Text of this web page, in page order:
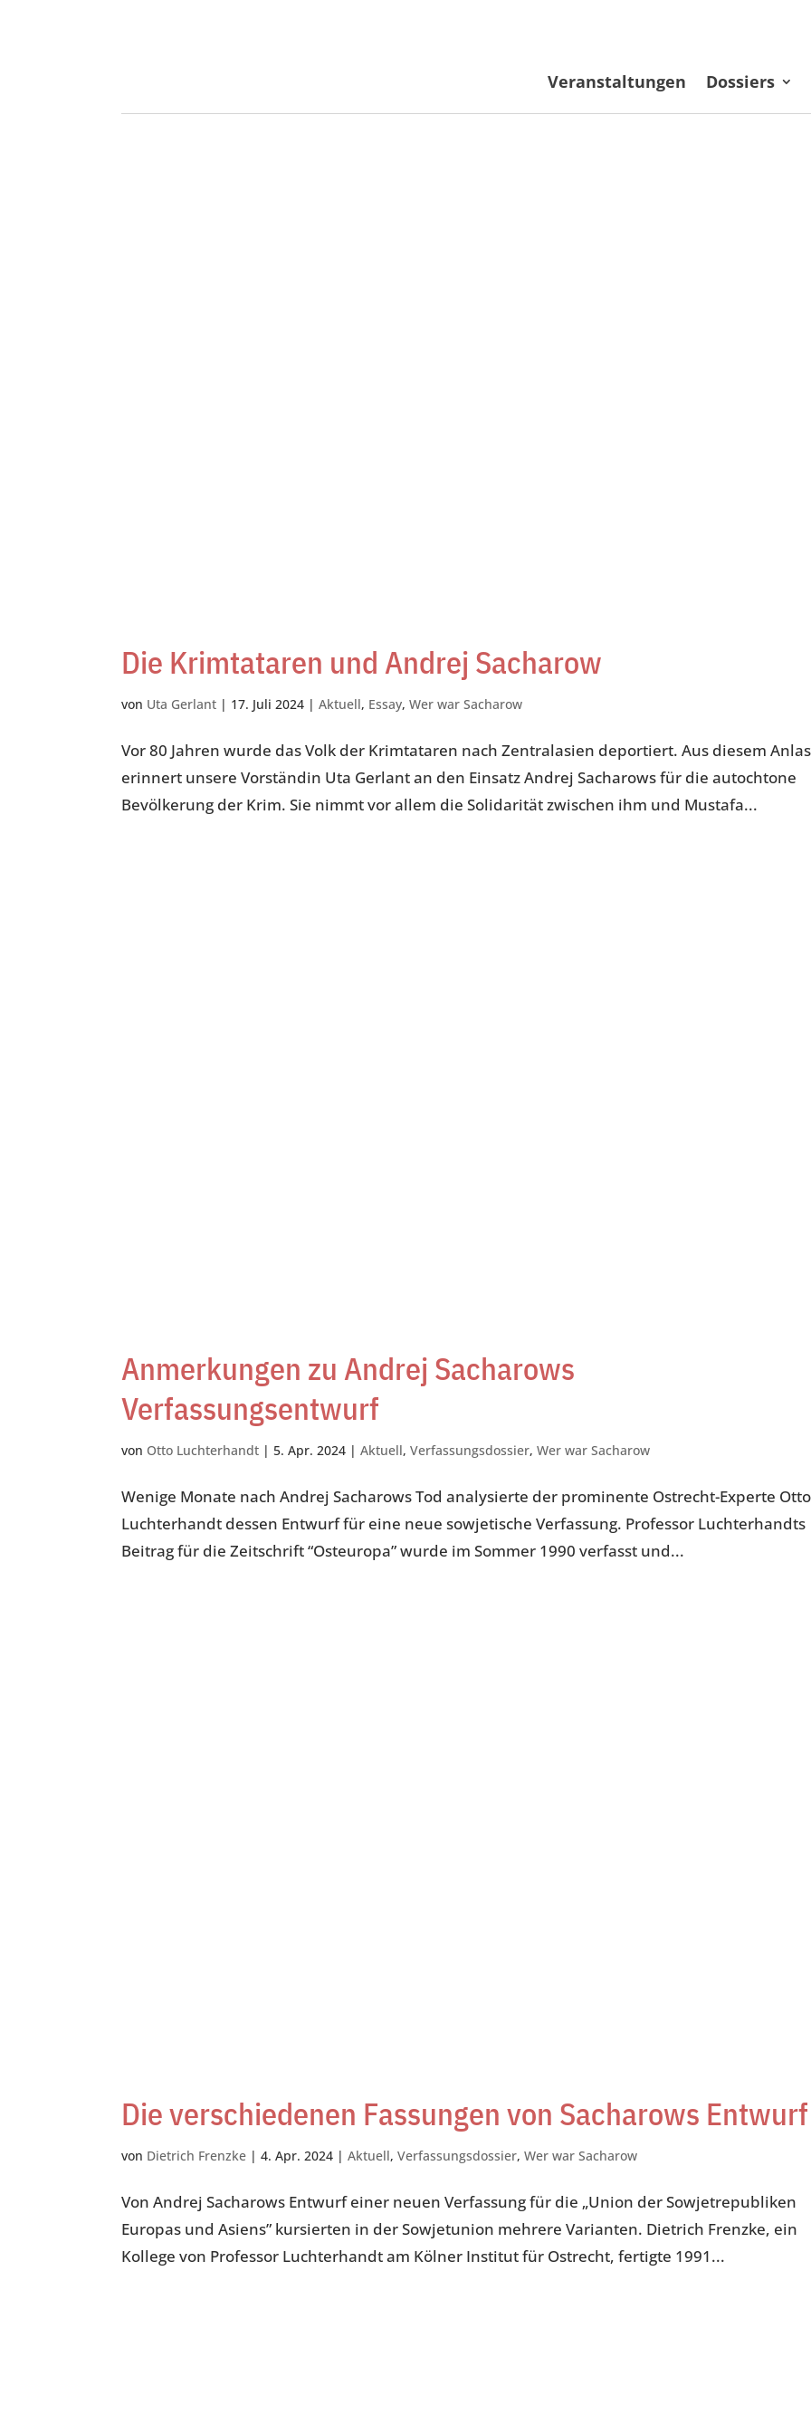
Veranstaltungen Dossiers
Die Krimtataren und Andrej Sacharow
von Uta Gerlant | 17. Juli 2024 |Aktuell, Essay,Wer war Sacharow
Vor 80 Jahren wurde das Volk der Krimtataren nach Zentralasien deportiert. Aus diesem
erinnert unsere Vorständin Uta Gerlant an den Einsatz Andrej Sacharows für die autochtone
Bevölkerung der Krim. Sie nimmt vor allem die Solidarität zwischen ihm und Mustafa...
Anmerkungen zu Andrej Sacharows
Verfassungsentwurf
von Otto Luchterhandt |5. Apr. 2024 |Aktuell,Verfassungsdossier,Wer war Sacharow
Wenige Monate nach Andrej Sacharows Tod analysierte der prominente Ostrecht-Experte Otto
Luchterhandt dessen Entwurf für eine neue sowjetische Verfassung. Professor Luchterhandts
Beitrag für die Zeitschrift “Osteuropa” wurde im Sommer 1990 verfasst und...
Die verschiedenen Fassungen von Sacharows Entwurf
von Dietrich Frenzke |4. Apr. 2024 |Aktuell,Verfassungsdossier,Wer war Sacharow
Von Andrej Sacharows Entwurf einer neuen Verfassung für die „Union der Sowjetrepubliken
Europas und Asiens” kursierten in der Sowjetunion mehrere Varianten. Dietrich Frenzke, ein
Kollege von Professor Luchterhandt am Kölner Institut für Ostrecht, fertigte 1991...